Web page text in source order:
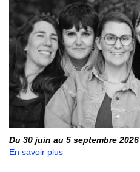
Du 30 juin au 5 septembre 2026
En savoir plus